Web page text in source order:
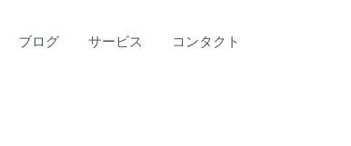
ブログ サービス コンタクト